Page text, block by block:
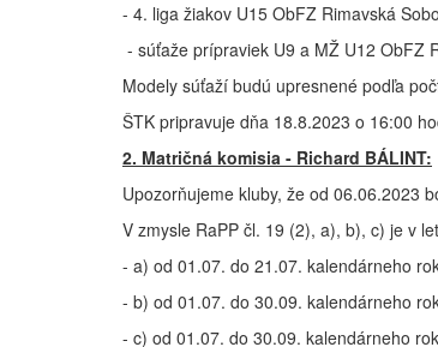
- 4. liga žiakov U15 ObFZ Rimavská
- súťaže prípraviek U9 a MŽ U12 ObFZ
Modely súťaží budú upresnené podľa
ŠTK pripravuje dňa 18.8.2023 o 16:00
2. Matričná komisia - Richard BÁLINT:
Upozorňujeme kluby, že od 06.06.2023
V zmysle RaPP čl. 19 (2), a), b), c) je v
- a) od 01.07. do 21.07. kalendárneho
- b) od 01.07. do 30.09. kalendárneho
- c) od 01.07. do 30.09. kalendárneho